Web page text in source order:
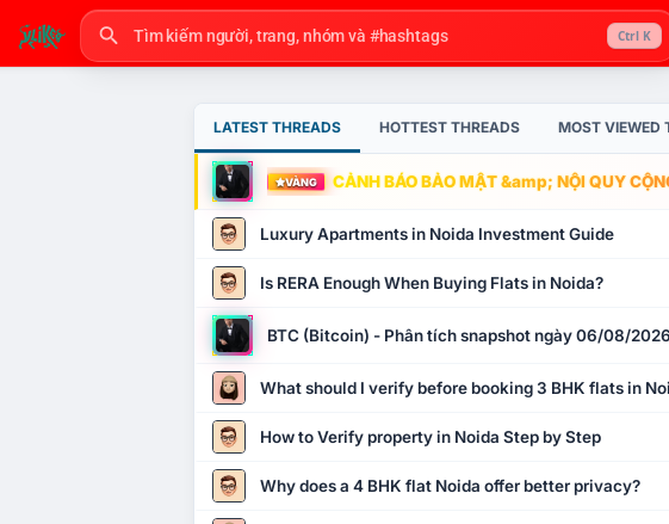
Ctrl K
LATEST THREADS HOTTEST THREADS MOST VIEWED
VÀNG CẢNH BÁO BẢO MẬT &amp; NỘI QUY
Luxury Apartments in Noida Investment Guide
Is RERA Enough When Buying Flats in Noida?
BTC (Bitcoin) - Phân tích snapshot ngày 06/08/2026
What should I verify before booking 3 BHK flats in
How to Verify property in Noida Step by Step
Why does a 4 BHK flat Noida offer better privacy?